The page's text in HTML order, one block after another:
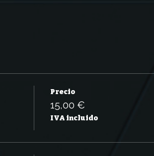
Precio
15,00 €
IVA incluido